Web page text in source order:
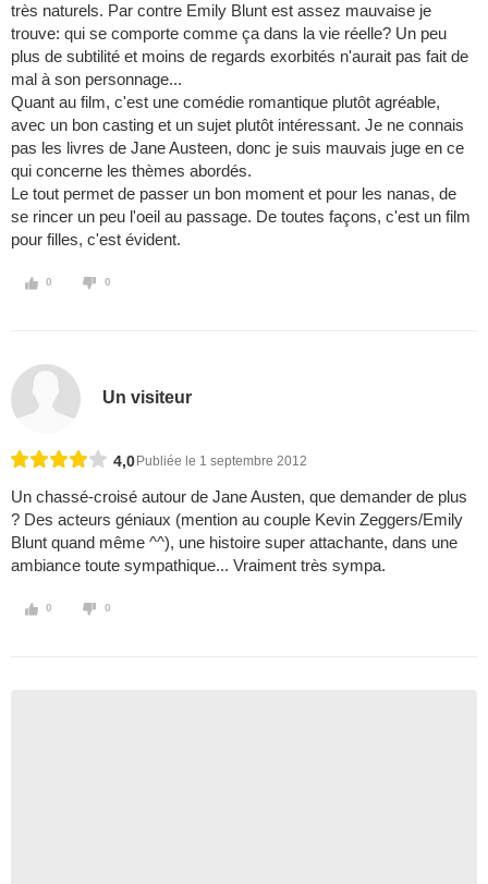
très naturels. Par contre Emily Blunt est assez mauvaise je
trouve: qui se comporte comme ça dans la vie réelle? Un peu
plus de subtilité et moins de regards exorbités n'aurait pas fait de
mal à son personnage...
Quant au film, c'est une comédie romantique plutôt agréable,
avec un bon casting et un sujet plutôt intéressant. Je ne connais
pas les livres de Jane Austeen, donc je suis mauvais juge en ce
qui concerne les thèmes abordés.
Le tout permet de passer un bon moment et pour les nanas, de
se rincer un peu l'oeil au passage. De toutes façons, c'est un film
pour filles, c'est évident.
0 0
Un visiteur
4,0 Publiée le 1 septembre 2012
Un chassé-croisé autour de Jane Austen, que demander de plus
? Des acteurs géniaux (mention au couple Kevin Zeggers/Emily
Blunt quand même ^^), une histoire super attachante, dans une
ambiance toute sympathique... Vraiment très sympa.
0 0